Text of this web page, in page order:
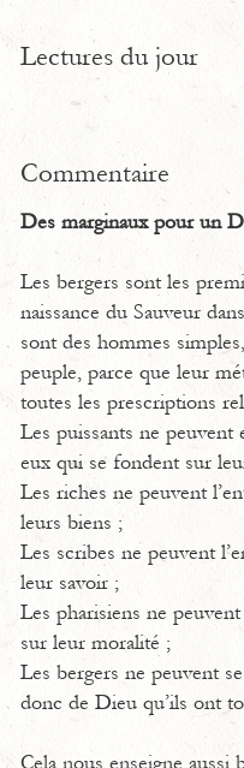
Lectures du jour
Commentaire
Des marginaux pour un
Les bergers sont les
naissance du Sauveur
sont des hommes
peuple, parce que leur
toutes les prescriptions
Les puissants ne
eux qui se fondent sur
Les riches ne peuvent
leurs biens ;
Les scribes ne peuvent
leur savoir ;
Les pharisiens ne
sur leur moralité ;
Les bergers ne peuvent
donc de Dieu qu’ils ont
Cela nous enseigne aussi